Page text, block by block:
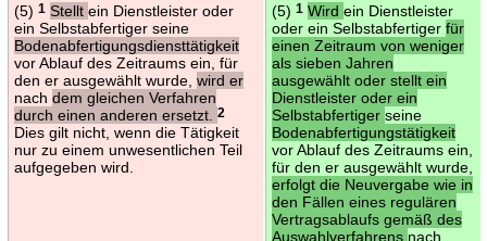
(5) 1 Stellt ein Dienstleister oder
ein Selbstabfertiger seine
Bodenabfertigungsdiensttätigkeit
vor Ablauf des Zeitraums ein, für
den er ausgewählt wurde, wird er
nach dem gleichen Verfahren
durch einen anderen ersetzt.
2
Dies gilt nicht, wenn die Tätigkeit
nur zu einem unwesentlichen Teil
aufgegeben wird.
(5) 1 Wird ein Dienstleister
oder ein Selbstabfertiger für
einen Zeitraum von weniger
als sieben Jahren
ausgewählt oder stellt ein
Dienstleister oder ein
Selbstabfertiger seine
Bodenabfertigungstätigkeit
vor Ablauf des Zeitraums ein,
für den er ausgewählt wurde,
erfolgt die Neuvergabe wie in
den Fällen eines regulären
Vertragsablaufs gemäß des
Auswahlverfahrens nach